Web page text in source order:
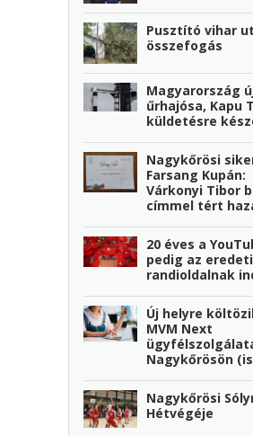
Pusztító vihar
összefogás
Magyarország
űrhajósa, Kapu
küldetésre
Nagykőrösi
Farsang Kupán:
Várkonyi Tibor
címmel tért
20 éves a
pedig az
randioldalnak
Új helyre
MVM Next
Nagykőrösön
Nagykőrösi
Hétvégéje